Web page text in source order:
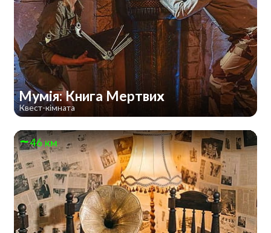
Мумія: Книга Мертвих
Квест-кімната
46 км